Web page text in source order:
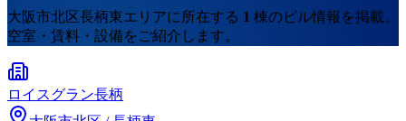
大阪市北区長柄東エリアに所在する 1 棟のビル情報を掲載。
空室・賃料・設備をご紹介します。
ロイスグラン長柄